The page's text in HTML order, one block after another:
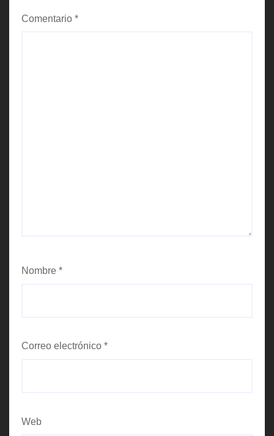
Comentario *
Nombre *
Correo electrónico *
Web